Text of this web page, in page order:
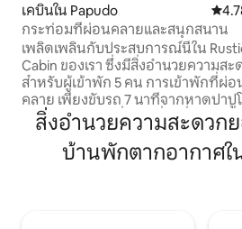
เคบินใน Papudo คะแ
กระท่อมที่ผ่อนคลายและสนุกสนาน
เพลิดเพลินกับประสบการณ์นี้ใน
Cabin ของเรา ซึ่งมีสิ่งอำนวยความสะ
สำหรับผู้เข้าพัก 5 คน การเข้าพักที่ผ่อ
คลาย เพียงขับรถ 7 นาทีจากหาดปาปูโ
อยู่ใกล้กับสถานที่ท่องเที่ยวอื่นๆ ในท้
มาก เราอนุญาตให้นำสัตว์เลี้ยงเข้าพักได้
อุปกรณ์ เตียงคู่ ห้องสแตทเทอร์รูมและ
สิ่งอำนวยความสะดวก
บ้านพักตากอากาศใ